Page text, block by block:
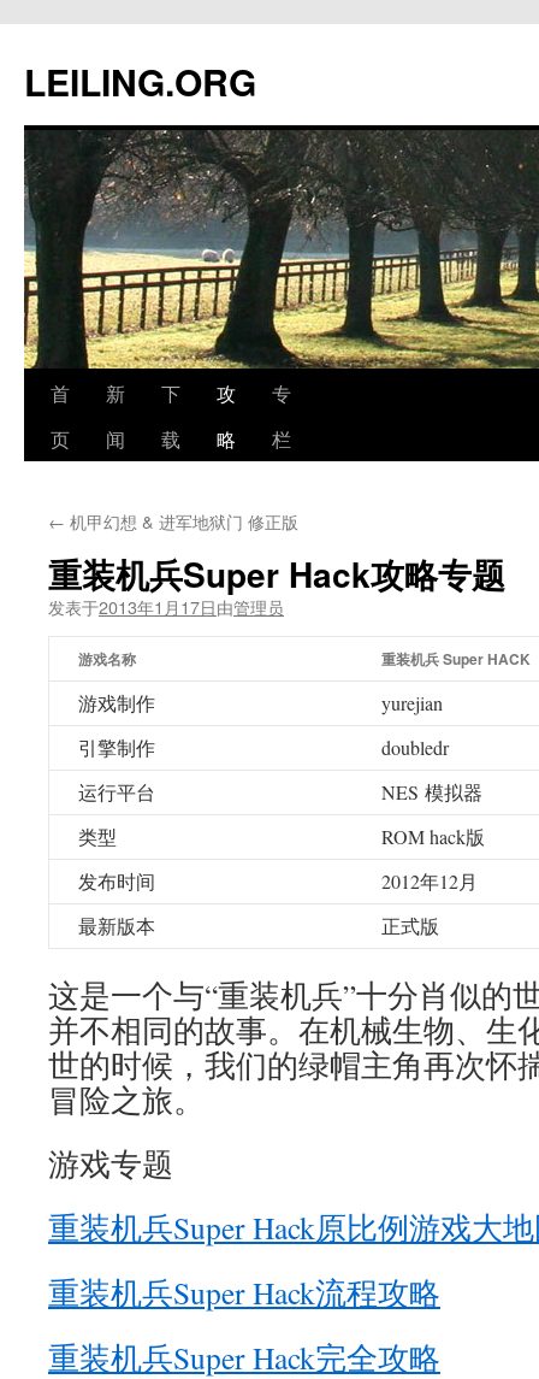
文
LEILING.ORG
首
页
新
闻
下
载
攻
略
专
栏
← 机甲幻想 & 进军地狱门 修正版
重装机兵Super Hack攻略专题
发表于2013年1月17日由管理员
游戏名称 重装机兵 Super HACK
游戏制作
yurejian
引擎制作
doubledr
运行平台
NES 模拟器
类型
ROM hack版
发布时间
2012年12月
最新版本
正式版
这是一个与“重装机兵”十分肖似的
并不相同的故事。在机械生物、生
世的时候，我们的绿帽主角再次怀
冒险之旅。
游戏专题
重装机兵Super Hack原比例游戏大
重装机兵Super Hack流程攻略
重装机兵Super Hack完全攻略